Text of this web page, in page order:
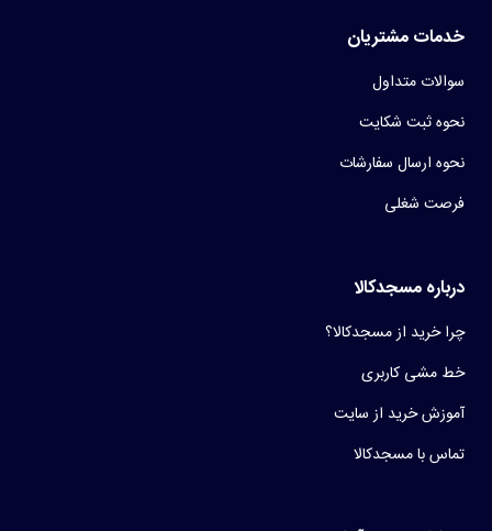
خدمات مشتریان
سوالات متداول
نحوه ثبت شکایت
نحوه ارسال سفارشات
فرصت شغلی
درباره مسجدکالا
چرا خرید از مسجدکالا؟
خط مشی کاربری
آموزش خرید از سایت
تماس با مسجدکالا